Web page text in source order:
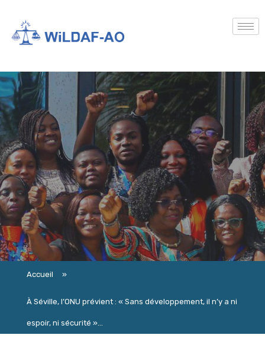
Accueil »
À Séville, l’ONU prévient : « Sans développement, il n’y a ni
espoir, ni sécurité »...